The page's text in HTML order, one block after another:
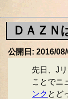
ＤＡＺＮ
公開日: 2016/
先日、J
ことでニ
ンク とど